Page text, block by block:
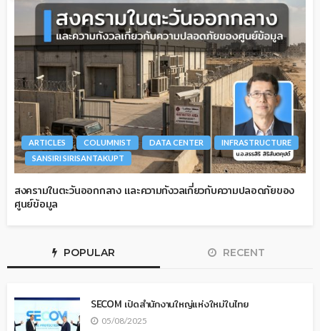
ARTICLES COLUMNIST DATA CENTER
INFRASTRUCTURE
SANSIRI SIRISANTAKUPT
สงครามในตะวันออกกลาง และความกังวลเกี่ยวกับความปลอดภัยของ
ศูนย์ข้อมูล
POPULAR RECENT
SECOM เปิดสำนักงานใหญ่แห่งใหม่ในไทย
05/08/2025